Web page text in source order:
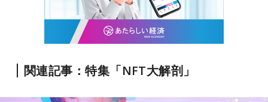
関連記事：特集「NFT大解剖」